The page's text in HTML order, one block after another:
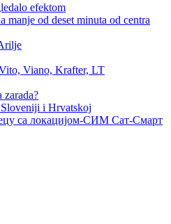
efektom
manje od deset minuta od centra
Viano, Krafter, LT
zarada?
i Hrvatskoj
са локацијом-СИМ Сат-Смарт